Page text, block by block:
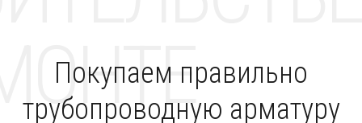
Покупаем правильно
трубопроводную арматуру